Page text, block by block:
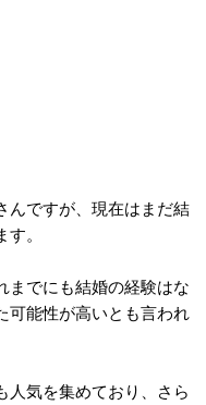
んですが、現在はまだ結
。
までにも結婚の経験はな
可能性が高いとも言われ
人気を集めており、さら